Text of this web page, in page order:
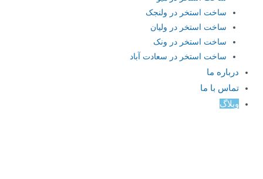
ساخت استخر در ولنجک
ساخت استخر در ولیان
ساخت استخر در ونک
ساخت استخر در سعادت آباد
درباره ما
تماس با ما
وبلاگ